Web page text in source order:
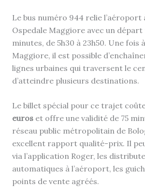
Le bus numéro 944 relie l’aéroport
Ospedale Maggiore avec un départ
minutes, de 5h30 à 23h50. Une fois
Maggiore, il est possible
lignes urbaines qui traversent le
d’atteindre plusieurs destinations.
Le billet spécial pour ce trajet
euroset offre une validité de 75
réseau public métropolitain de
excellent rapport qualité-prix. Il
via l’application Roger, les
automatiques à l’aéroport, les
points de vente agréés.